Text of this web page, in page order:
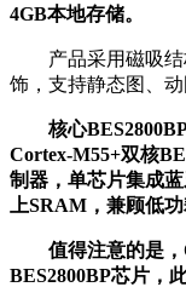
4GB本地存储。
产品采用磁吸结
饰，支持静态图、
核心
Cortex-M55+双核
制器，单芯片集成
上SRAM，兼顾低
值得注意的是
BES2800BP芯片，